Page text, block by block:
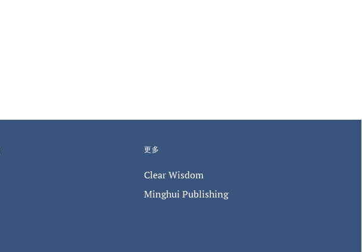
更多
Clear Wisdom
Minghui Publishing